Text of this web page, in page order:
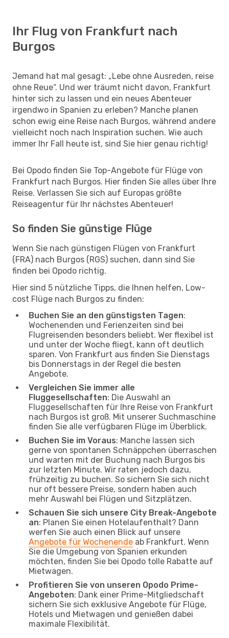
Ihr Flug von Frankfurt nach
Burgos
Jemand hat mal gesagt: „Lebe ohne Ausreden, reise
ohne Reue“. Und wer träumt nicht davon, Frankfurt
hinter sich zu lassen und ein neues Abenteuer
irgendwo in Spanien zu erleben? Manche planen
schon ewig eine Reise nach Burgos, während andere
vielleicht noch nach Inspiration suchen. Wie auch
immer Ihr Fall heute ist, sind Sie hier genau richtig!
Bei Opodo finden Sie Top-Angebote für Flüge von
Frankfurt nach Burgos. Hier finden Sie alles über Ihre
Reise. Verlassen Sie sich auf Europas größte
Reiseagentur für Ihr nächstes Abenteuer!
So finden Sie günstige Flüge
Wenn Sie nach günstigen Flügen von Frankfurt
(FRA) nach Burgos (RGS) suchen, dann sind Sie
finden bei Opodo richtig.
Hier sind 5 nützliche Tipps, die Ihnen helfen, Low-
cost Flüge nach Burgos zu finden:
Buchen Sie an den günstigsten Tagen:
Wochenenden und Ferienzeiten sind bei
Flugreisenden besonders beliebt. Wer flexibel ist
und unter der Woche fliegt, kann oft deutlich
sparen. Von Frankfurt aus finden Sie Dienstags
bis Donnerstags in der Regel die besten
Angebote.
Vergleichen Sie immer alle
Fluggesellschaften: Die Auswahl an
Fluggesellschaften für Ihre Reise von Frankfurt
nach Burgos ist groß. Mit unserer Suchmaschine
finden Sie alle verfügbaren Flüge im Überblick.
Buchen Sie im Voraus: Manche lassen sich
gerne von spontanen Schnäppchen überraschen
und warten mit der Buchung nach Burgos bis
zur letzten Minute. Wir raten jedoch dazu,
frühzeitig zu buchen. So sichern Sie sich nicht
nur oft bessere Preise, sondern haben auch
mehr Auswahl bei Flügen und Sitzplätzen.
Schauen Sie sich unsere City Break-Angebote
an: Planen Sie einen Hotelaufenthalt? Dann
werfen Sie auch einen Blick auf unsere
Angebote für Wochenende ab Frankfurt. Wenn
Sie die Umgebung von Spanien erkunden
möchten, finden Sie bei Opodo tolle Rabatte auf
Mietwagen.
Profitieren Sie von unseren Opodo Prime-
Angeboten: Dank einer Prime-Mitgliedschaft
sichern Sie sich exklusive Angebote für Flüge,
Hotels und Mietwagen und genießen dabei
maximale Flexibilität.